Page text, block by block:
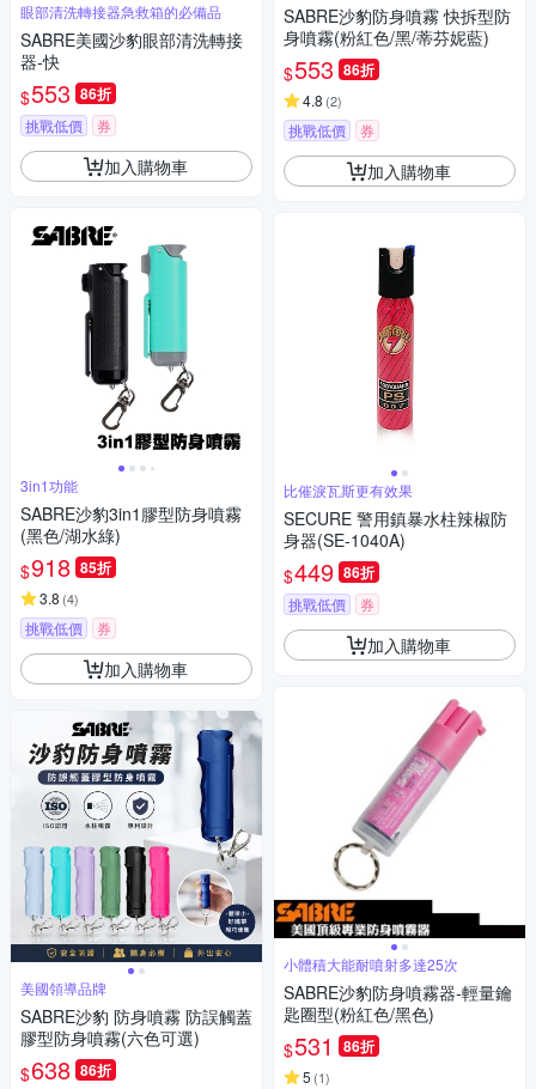
眼部清洗轉接器急救箱的必備品
SABRE美國沙豹眼部清洗轉接
器-快
$553 86折
挑戰低價 券
加入購物車
3in1功能
SABRE沙豹3in1膠型防身噴霧
(黑色/湖水綠)
$918 85折
3.8 (4)
挑戰低價 券
加入購物車
美國領導品牌
SABRE沙豹 防身噴霧 防誤觸蓋
膠型防身噴霧(六色可選)
$638 86折
SABRE沙豹防身噴霧 快拆型防
身噴霧(粉紅色/黑/蒂芬妮藍)
$553 86折
4.8 (2)
挑戰低價 券
加入購物車
比催淚瓦斯更有效果
SECURE 警用鎮暴水柱辣椒防
身器(SE-1040A)
$449 86折
挑戰低價 券
加入購物車
小體積大能耐噴射多達25次
SABRE沙豹防身噴霧器-輕量鑰
匙圈型(粉紅色/黑色)
$531 86折
5 (1)